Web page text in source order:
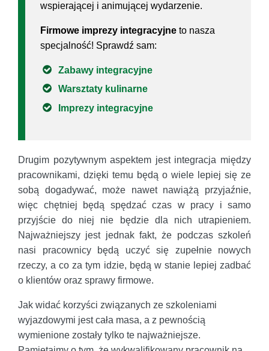
wspierającej i animującej wydarzenie.
Firmowe imprezy integracyjne to nasza
specjalność! Sprawdź sam:
Zabawy integracyjne
Warsztaty kulinarne
Imprezy integracyjne
Drugim pozytywnym aspektem jest integracja między
pracownikami, dzięki temu będą o wiele lepiej się ze
sobą dogadywać, może nawet nawiążą przyjaźnie,
więc chętniej będą spędzać czas w pracy i samo
przyjście do niej nie będzie dla nich utrapieniem.
Najważniejszy jest jednak fakt, że podczas szkoleń
nasi pracownicy będą uczyć się zupełnie nowych
rzeczy, a co za tym idzie, będą w stanie lepiej zadbać
o klientów oraz sprawy firmowe.
Jak widać korzyści związanych ze szkoleniami
wyjazdowymi jest cała masa, a z pewnością
wymienione zostały tylko te najważniejsze.